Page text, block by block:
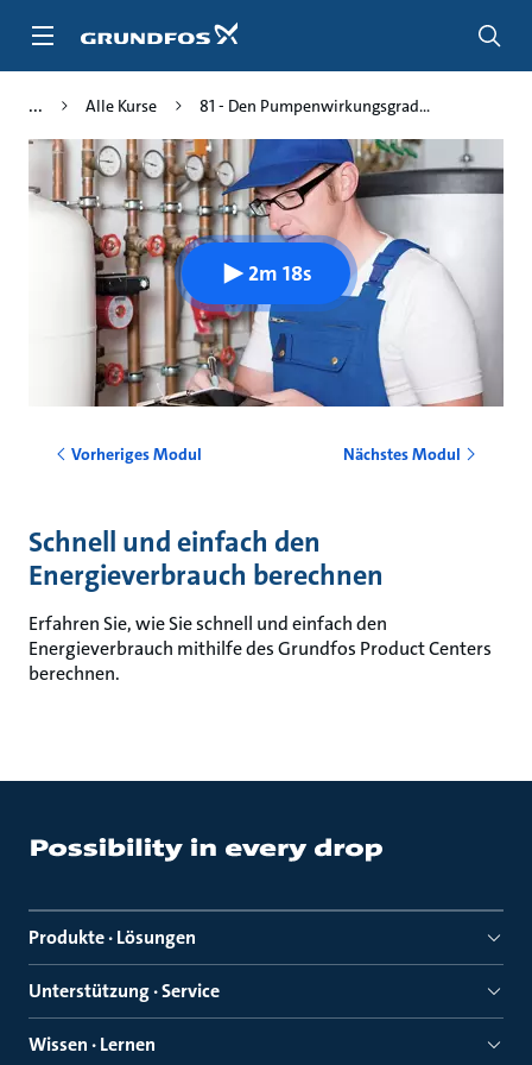
Inhalt
Alle Kurse 81 - Den Pumpenwirkungsgrad...
2m 18s
Vorheriges Modul Nächstes Modul
Schnell und einfach den
Energieverbrauch berechnen
Erfahren Sie, wie Sie schnell und einfach den
Energieverbrauch mithilfe des Grundfos Product Centers
berechnen.
Produkte · Lösungen
Unterstützung · Service
Wissen · Lernen